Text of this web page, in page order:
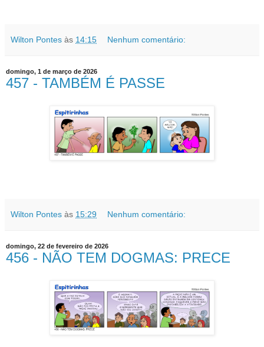
Wilton Pontes às 14:15 Nenhum comentário:
domingo, 1 de março de 2026
457 - TAMBÉM É PASSE
Wilton Pontes às 15:29 Nenhum comentário:
domingo, 22 de fevereiro de 2026
456 - NÃO TEM DOGMAS: PRECE